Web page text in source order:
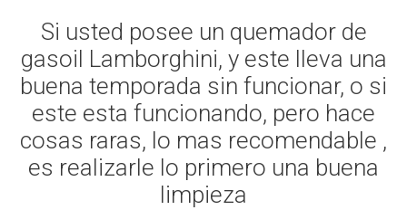
Si usted posee un quemador de
gasoil Lamborghini, y este lleva una
buena temporada sin funcionar, o si
este esta funcionando, pero hace
cosas raras, lo mas recomendable ,
es realizarle lo primero una buena
limpieza